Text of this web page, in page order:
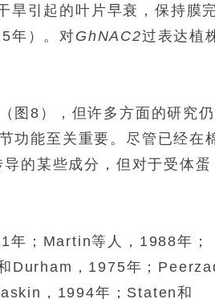
旱引起的叶片早衰，保持膜
年）。对GhNAC2过表达植
图8），但许多方面的研究
功能至关重要。尽管已经在
的某些成分，但对于受体蛋
；Martin等人，1988年；
Durham，1975年；
，1994年；Staten和